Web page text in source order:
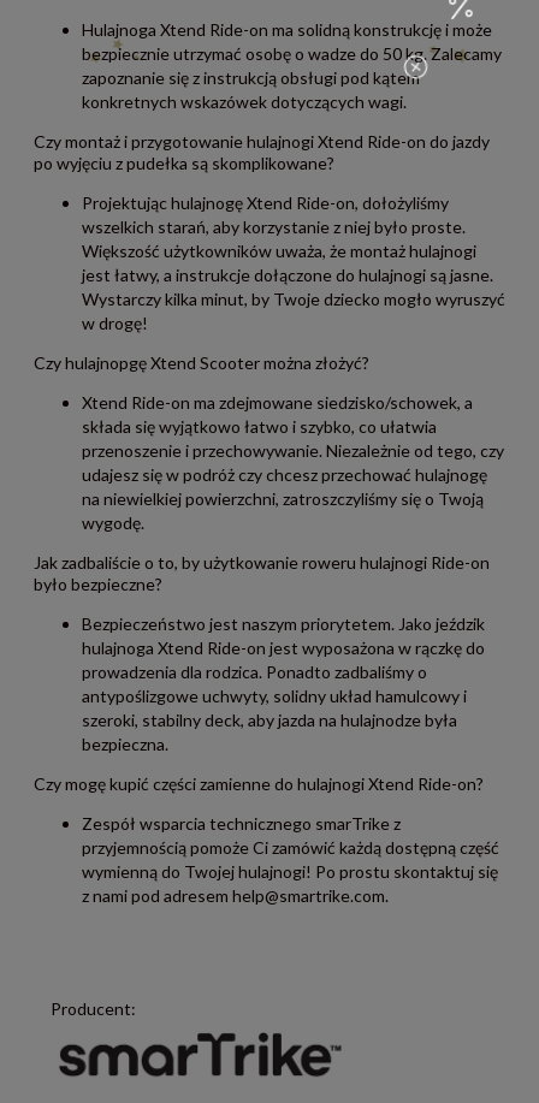
Hulajnoga Xtend Ride-on ma solidną konstrukcję i może
bezpiecznie utrzymać osobę o wadze do 50 kg. Zalecamy
zapoznanie się z instrukcją obsługi pod kątem
konkretnych wskazówek dotyczących wagi.
Czy montaż i przygotowanie hulajnogi Xtend Ride-on do jazdy
po wyjęciu z pudełka są skomplikowane?
Projektując hulajnogę Xtend Ride-on, dołożyliśmy
wszelkich starań, aby korzystanie z niej było proste.
Większość użytkowników uważa, że montaż hulajnogi
jest łatwy, a instrukcje dołączone do hulajnogi są jasne.
Wystarczy kilka minut, by Twoje dziecko mogło wyruszyć
w drogę!
Czy hulajnopgę Xtend Scooter można złożyć?
Xtend Ride-on ma zdejmowane siedzisko/schowek, a
składa się wyjątkowo łatwo i szybko, co ułatwia
przenoszenie i przechowywanie. Niezależnie od tego, czy
udajesz się w podróż czy chcesz przechować hulajnogę
na niewielkiej powierzchni, zatroszczyliśmy się o Twoją
wygodę.
Jak zadbaliście o to, by użytkowanie roweru hulajnogi Ride-on
było bezpieczne?
Bezpieczeństwo jest naszym priorytetem. Jako jeździk
hulajnoga Xtend Ride-on jest wyposażona w rączkę do
prowadzenia dla rodzica. Ponadto zadbaliśmy o
antypoślizgowe uchwyty, solidny układ hamulcowy i
szeroki, stabilny deck, aby jazda na hulajnodze była
bezpieczna.
Czy mogę kupić części zamienne do hulajnogi Xtend Ride-on?
Zespół wsparcia technicznego smarTrike z
przyjemnością pomoże Ci zamówić każdą dostępną część
wymienną do Twojej hulajnogi! Po prostu skontaktuj się
z nami pod adresem help@smartrike.com.
Producent: